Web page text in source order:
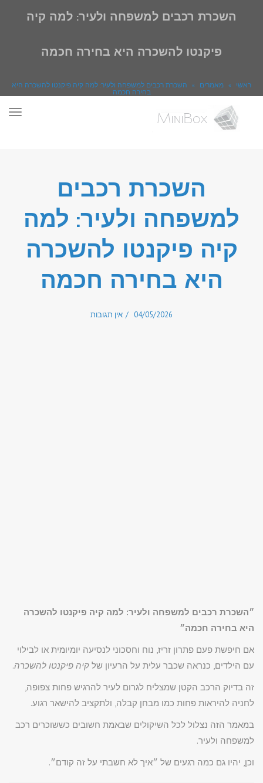
השכרת רכבים למשפחה ולעיר: למה קיה
פיקנטו להשכרה היא בחירה חכמה
ראשי » מאמרים »
השכרת רכבים למשפחה ולעיר: למה קיה פיקנטו להשכרה היא
בחירה חכמה
השכרת רכבים
למשפחה ולעיר: למה
קיה פיקנטו להשכרה
היא בחירה חכמה
04/05/2026 אין תגובות
״השכרת רכבים למשפחה ולעיר: למה קיה פיקנטו להשכרה
היא בחירה חכמה״
אם חיפשת פעם פתרון זריז, נוח וחסכוני לנסיעה יומיומית או לבילוי
עם הילדים, כנראה שכבר עלית על הרעיון של קיה פיקנטו להשכרה.
זה בדיוק הרכב הקטן שמצליח לגרום לעיר להרגיש פחות צפופה,
לחניה להיראות פחות כמו מבחן קבלה, ולתקציב להישאר רגוע.
במאמר הזה נצלול לכל השיקולים שבאמת חשובים כששוכרים רכב
למשפחה ולעיר.
וכן, יהיו גם כמה רגעים של ״איך לא חשבתי על זה קודם״.